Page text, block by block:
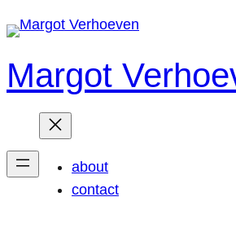
Ga
naar
de
inhoud
Margot
about
contact